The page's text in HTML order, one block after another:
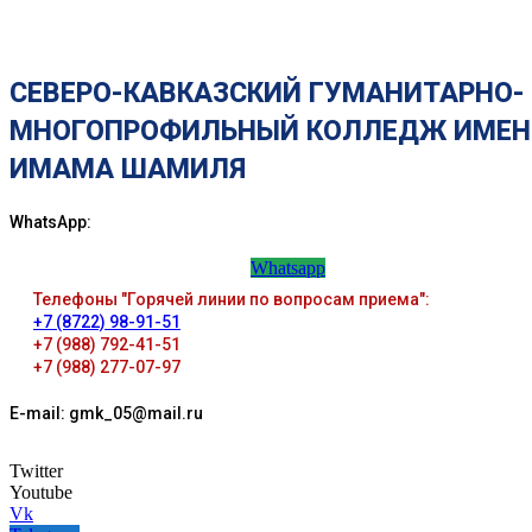
СЕВЕРО-КАВКАЗСКИЙ ГУМАНИТАРНО-
МНОГОПРОФИЛЬНЫЙ КОЛЛЕДЖ
ИМАМА ШАМИЛЯ
WhatsApp:
Whatsapp
Телефоны "Горячей линии по вопросам приема":
+7 (8722) 98-91-51
+7 (988) 792-41-51
+7 (988) 277-07-97
E-mail: gmk_05@mail.ru
Twitter
Youtube
Vk